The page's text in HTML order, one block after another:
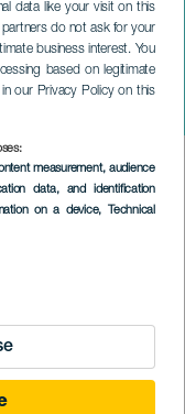
data like your visit on this
do not ask for your
business interest. You
based on legitimate
our Privacy Policy on this
measurement, audience
data, and identification
on a device, Technical